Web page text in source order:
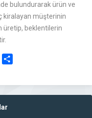
bulundurarak ürün ve
kiralayan müşterinin
üretip, beklentilerin
Email